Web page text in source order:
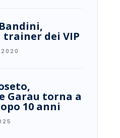
trainer dei VIP
Garau torna a
10 anni